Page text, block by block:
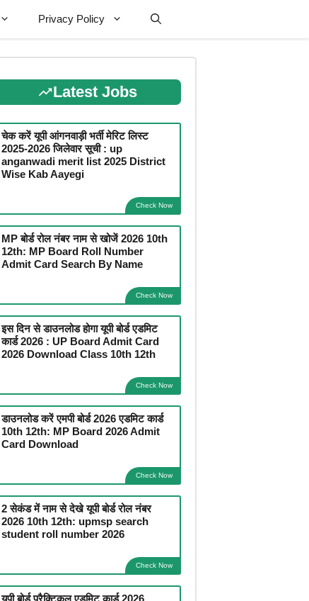
Privacy Policy
Latest Jobs
चेक करें यूपी आंगनवाड़ी भर्ती मेरिट लिस्ट
2025-2026 जिलेवार सूची : up
anganwadi merit list 2025 District
Wise Kab Aayegi
Check Now
MP बोर्ड रोल नंबर नाम से खोजें 2026 10th
12th: MP Board Roll Number
Admit Card Search By Name
Check Now
इस दिन से डाउनलोड होगा यूपी बोर्ड एडमिट
कार्ड 2026 : UP Board Admit Card
2026 Download Class 10th 12th
Check Now
डाउनलोड करें एमपी बोर्ड 2026 एडमिट कार्ड
10th 12th: MP Board 2026 Admit
Card Download
Check Now
2 सेकंड में नाम से देखे यूपी बोर्ड रोल नंबर
2026 10th 12th: upmsp search
student roll number 2026
Check Now
यूपी बोर्ड प्रैक्टिकल एडमिट कार्ड 2026